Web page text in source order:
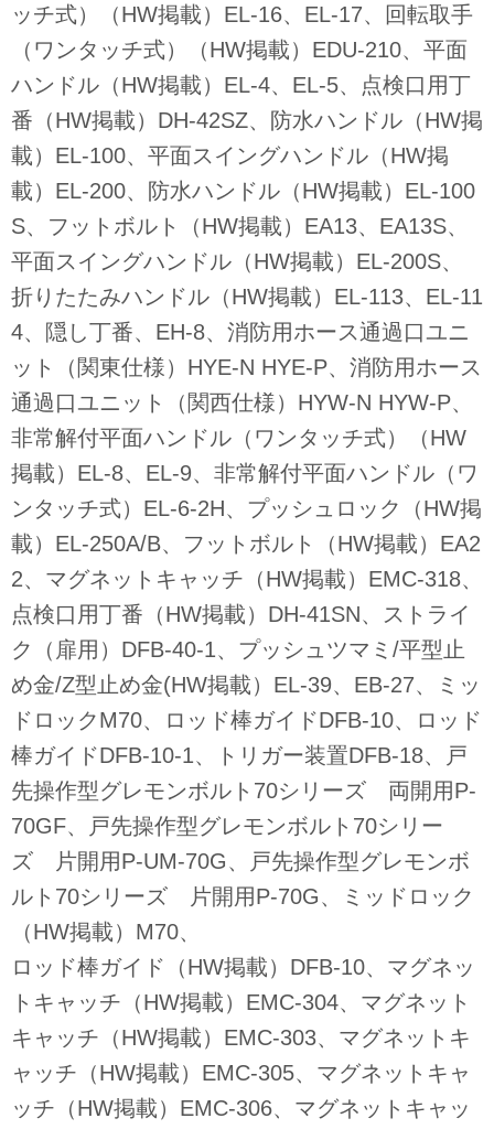
ッチ式）（HW掲載）EL-16、EL-17、回転取手
（ワンタッチ式）（HW掲載）EDU-210、平面
ハンドル（HW掲載）EL-4、EL-5、点検口用丁
番（HW掲載）DH-42SZ、防水ハンドル（HW掲
載）EL-100、平面スイングハンドル（HW掲
載）EL-200、防水ハンドル（HW掲載）EL-100
S、フットボルト（HW掲載）EA13、EA13S、
平面スイングハンドル（HW掲載）EL-200S、
折りたたみハンドル（HW掲載）EL-113、EL-11
4、隠し丁番、EH-8、消防用ホース通過口ユニ
ット（関東仕様）HYE-N HYE-P、消防用ホース
通過口ユニット（関西仕様）HYW-N HYW-P、
非常解付平面ハンドル（ワンタッチ式）（HW
掲載）EL-8、EL-9、非常解付平面ハンドル（ワ
ンタッチ式）EL-6-2H、プッシュロック（HW掲
載）EL-250A/B、フットボルト（HW掲載）EA2
2、マグネットキャッチ（HW掲載）EMC-318、
点検口用丁番（HW掲載）DH-41SN、ストライ
ク（扉用）DFB-40-1、プッシュツマミ/平型止
め金/Z型止め金(HW掲載）EL-39、EB-27、ミッ
ドロックM70、ロッド棒ガイドDFB-10、ロッド
棒ガイドDFB-10-1、トリガー装置DFB-18、戸
先操作型グレモンボルト70シリーズ 両開用P-
70GF、戸先操作型グレモンボルト70シリー
ズ 片開用P-UM-70G、戸先操作型グレモンボ
ルト70シリーズ 片開用P-70G、ミッドロック
（HW掲載）M70、
ロッド棒ガイド（HW掲載）DFB-10、マグネッ
トキャッチ（HW掲載）EMC-304、マグネット
キャッチ（HW掲載）EMC-303、マグネットキ
ャッチ（HW掲載）EMC-305、マグネットキャ
ッチ（HW掲載）EMC-306、マグネットキャッ